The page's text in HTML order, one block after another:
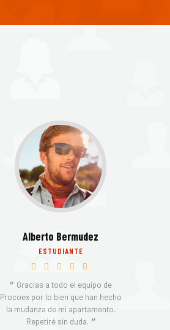
Alberto Bermudez
ESTUDIANTE
Gracias a todo el equipo de
Procoex por lo bien que han hecho
la mudanza de mi apartamento.
Repetiré sin duda.